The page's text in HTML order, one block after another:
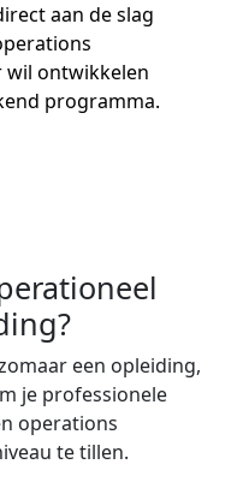
aan de slag
wil ontwikkelen
programma.
een opleiding,
je professionele
operations
te tillen.